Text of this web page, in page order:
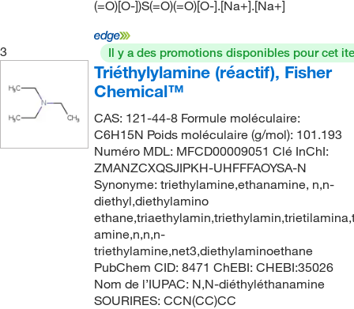
(=O)[O-])S(=O)(=O)[O-].[Na+].[Na+]
3 Il y a des promotions disponibles pour cet
Triéthylylamine (réactif), Fisher
Chemical™
CAS: 121-44-8 Formule moléculaire:
C6H15N Poids moléculaire (g/mol): 101.193
Numéro MDL: MFCD00009051 Clé InChI:
ZMANZCXQSJIPKH-UHFFFAOYSA-N
Synonyme: triethylamine,ethanamine, n,n-
diethyl,diethylamino
amine,n,n,n-
triethylamine,net3,diethylaminoethane
PubChem CID: 8471 ChEBI: CHEBI:35026
Nom de l’IUPAC: N,N-diéthyléthanamine
SOURIRES: CCN(CC)CC